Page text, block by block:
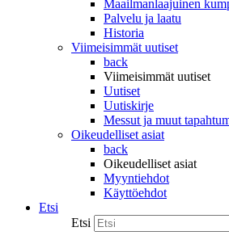
Maailmanlaajuinen
Palvelu ja laatu
Historia
Viimeisimmät uutiset
back
Viimeisimmät uutiset
Uutiset
Uutiskirje
Messut ja muut
Oikeudelliset asiat
back
Oikeudelliset asiat
Myyntiehdot
Käyttöehdot
Etsi
Etsi